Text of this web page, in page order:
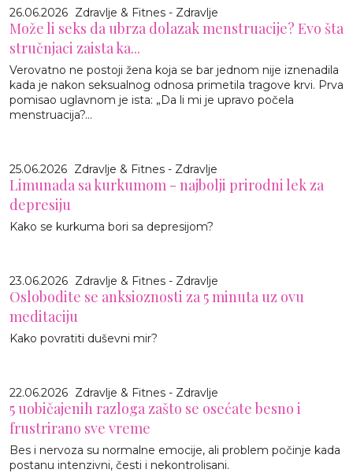
26.06.2026 Zdravlje & Fitnes - Zdravlje
Može li seks da ubrza dolazak menstruacije? Evo šta
stručnjaci zaista ka...
Verovatno ne postoji žena koja se bar jednom nije iznenadila
kada je nakon seksualnog odnosa primetila tragove krvi. Prva
pomisao uglavnom je ista: „Da li mi je upravo počela
menstruacija?...
25.06.2026 Zdravlje & Fitnes - Zdravlje
Limunada sa kurkumom - najbolji prirodni lek za
depresiju
Kako se kurkuma bori sa depresijom?
23.06.2026 Zdravlje & Fitnes - Zdravlje
Oslobodite se anksioznosti za 5 minuta uz ovu
meditaciju
Kako povratiti duševni mir?
22.06.2026 Zdravlje & Fitnes - Zdravlje
5 uobičajenih razloga zašto se osećate besno i
frustrirano sve vreme
Bes i nervoza su normalne emocije, ali problem počinje kada
postanu intenzivni, česti i nekontrolisani.